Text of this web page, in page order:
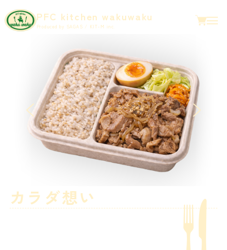
PFC kitchen wakuwaku
Produced by SAGAS / KIT-M inc.
カラダ想い 佐賀ごはん。